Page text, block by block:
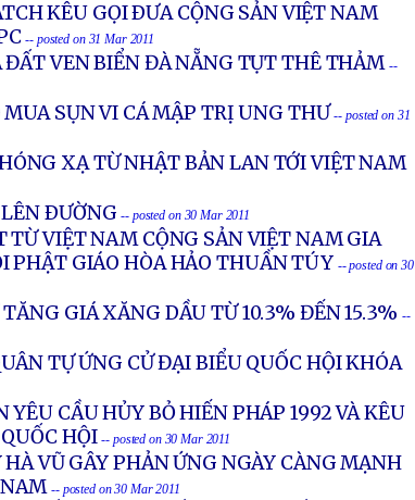
KÊU GỌI ÐƯA CỘNG SẢN VIỆT NAM
-- posted on 31 Mar 2011
ĐẤT VEN BIỂN ĐÀ NẴNG TỤT THÊ THẢM --
SỤN VI CÁ MẬP TRỊ UNG THƯ -- posted on 31
XẠ TỪ NHẬT BẢN LAN TỚI VIỆT NAM
ÐƯỜNG -- posted on 30 Mar 2011
TỪ VIỆT NAM CỘNG SẢN VIỆT NAM GIA
PHẬT GIÁO HÒA HẢO THUẦN TÚY -- posted on 30
GIÁ XĂNG DẦU TỪ 10.3% ĐẾN 15.3% --
TỰ ỨNG CỬ ĐẠI BIỂU QUỐC HỘI KHÓA
CẦU HỦY BỎ HIẾN PHÁP 1992 VÀ KÊU
HỘI-- posted on 30 Mar 2011
VŨ GÂY PHẢN ỨNG NGÀY CÀNG MẠNH
NAM-- posted on 30 Mar 2011